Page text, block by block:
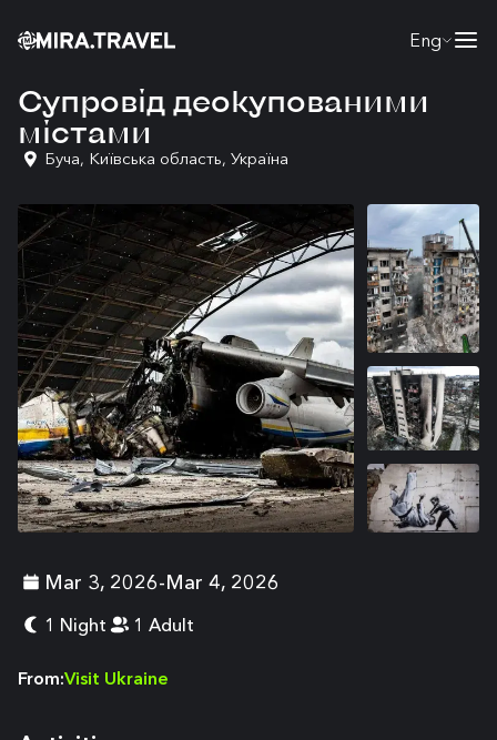
Eng
Супровід деокупованими
містами
Буча, Київська область, Україна
Mar 3, 2026-Mar 4, 2026
1 Night 1 Adult
From:Visit Ukraine